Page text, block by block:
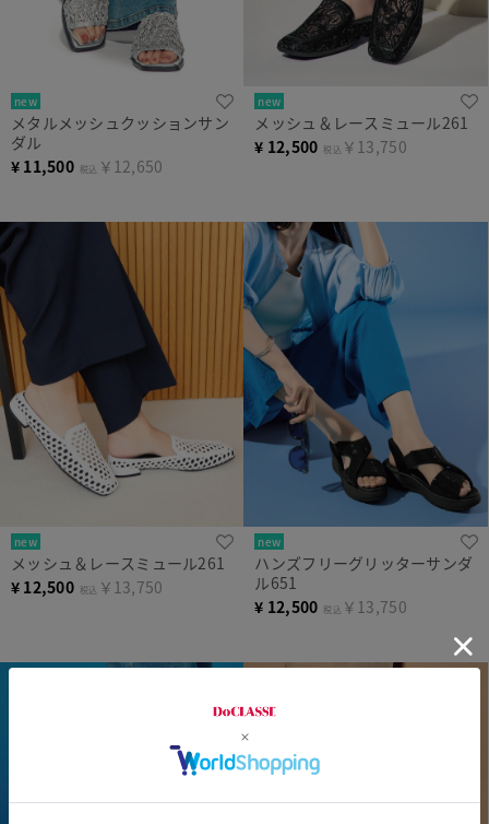
new
メタルメッシュクッションサン
ダル
¥ 11,500 税込 ￥12,650
new
メッシュ＆レースミュール261
¥ 12,500 税込 ￥13,750
new
メッシュ＆レースミュール261
¥ 12,500 税込 ￥13,750
new
ハンズフリーグリッターサンダ
ル651
¥ 12,500 税込 ￥13,750